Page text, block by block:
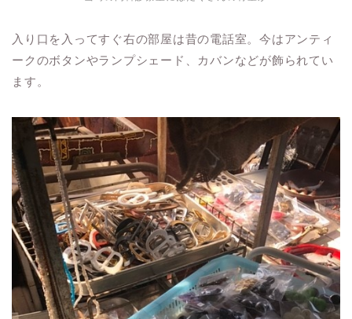
入り口を入ってすぐ右の部屋は昔の電話室。今はアンティ
ークのボタンやランプシェード、カバンなどが飾られてい
ます。